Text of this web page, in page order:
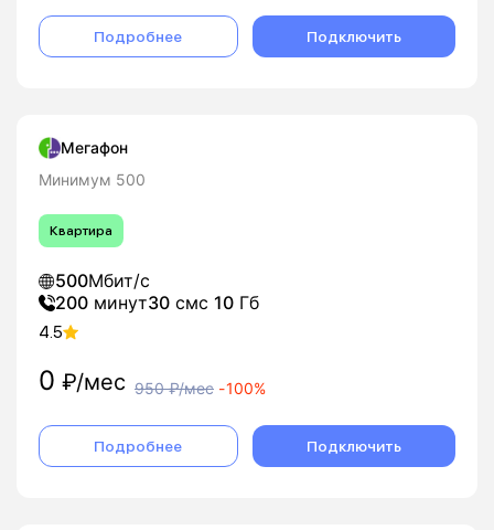
Подробнее Подключить
Мегафон
Минимум 500
Квартира
500Мбит/с
200 минут30 смс 10 Гб
4.5
0 ₽/мес 950₽/мес -100%
Подробнее Подключить